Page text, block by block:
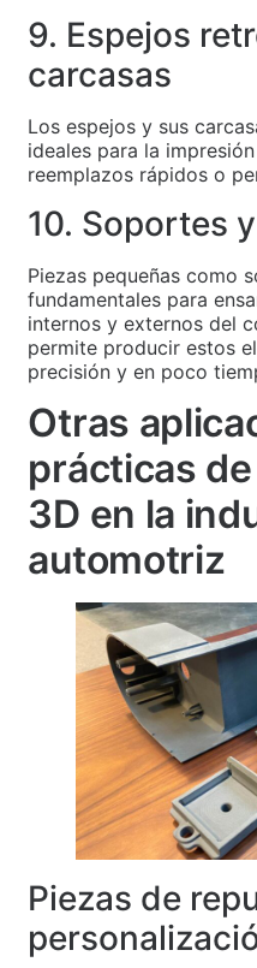
9. Espejos
carcasas
Los espejos y sus
ideales para la
reemplazos rápidos o
10. Soportes
Piezas pequeñas como
fundamentales para
internos y externos del
permite producir estos
precisión y en poco
Otras
prácticas
3D en la
automotriz
Piezas de